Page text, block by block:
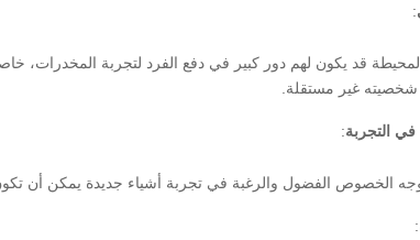
:
المحيطة قد يكون لهم دور كبير في دفع الفرد لتجربة المخدرات،
غير مستقلة.
في التجربة:
الخصوص الفضول والرغبة في تجربة أشياء جديدة يمكن أن
: